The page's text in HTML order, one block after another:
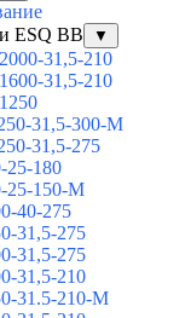
ESQ BB
▼
31,5-210
31,5-210
31,5-300-М
31,5-275
25-180
25-150-М
40-275
31,5-275
31,5-275
31,5-210
31.5-210-М